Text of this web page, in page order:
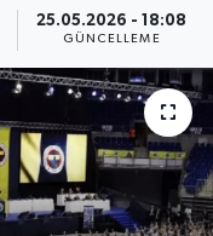
25.05.2026 - 18:08
GÜNCELLEME